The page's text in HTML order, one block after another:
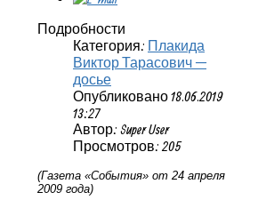
Подробности
Категория: Плакида
Виктор Тарасович —
досье
Опубликовано 18.06.2019
13:27
Автор: Super User
Просмотров: 205
(Газета «События» от 24 апреля
2009 года)